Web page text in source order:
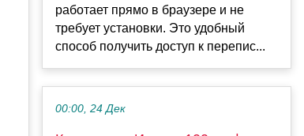
работает прямо в браузере и не
требует установки. Это удобный
способ получить доступ к перепис...
00:00, 24 Дек